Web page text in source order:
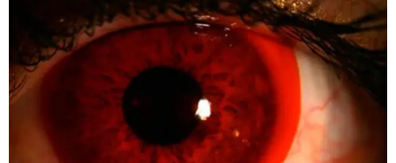
ЭКОНОМИКА
В МИРЕ
ОБЩЕСТВО
КУЛЬТУРА